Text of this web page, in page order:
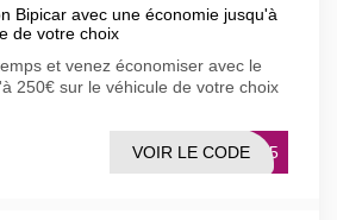
Bipicar avec une économie jusqu'à
de votre choix
et venez économiser avec le
250€ sur le véhicule de votre choix
9935
VOIR LE CODE